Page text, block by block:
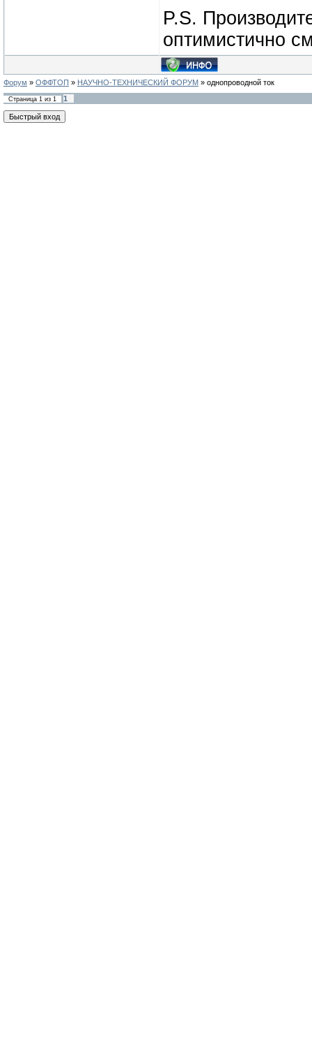
P.S.
оптимистично
Форум » ОФФТОП » НАУЧНО-ТЕХНИЧЕСКИЙ ФОРУМ » однопроводной ток
Страница 1 из 1 1